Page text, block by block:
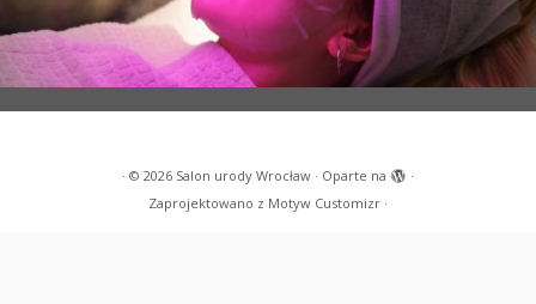
· © 2026 Salon urody Wrocław · Oparte na
·
Zaprojektowano z Motyw Customizr ·